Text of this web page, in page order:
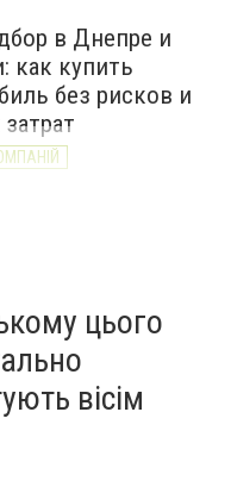
в Днепре и
как купить
без рисков и
цього
вісім